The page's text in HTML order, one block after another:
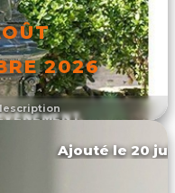
2026
Ajouté le 20